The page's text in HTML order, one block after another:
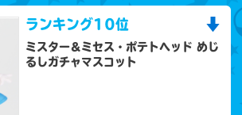
ランキング10位
ミスター＆ミセス・ポテトヘッド めじ
るしガチャマスコット